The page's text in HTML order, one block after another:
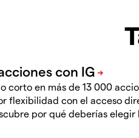
corto en más de 13 000
flexibilidad con el acceso
por qué deberías elegir